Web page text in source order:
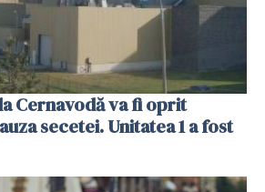
Cernavodă va fi oprit
secetei. Unitatea 1 a fost